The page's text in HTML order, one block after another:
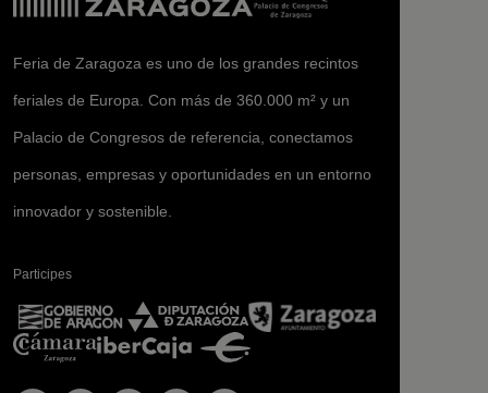
Feria de Zaragoza es uno de los grandes recintos
feriales de Europa. Con más de 360.000 m² y un
Palacio de Congresos de referencia, conectamos
personas, empresas y oportunidades en un entorno
innovador y sostenible.
Participes